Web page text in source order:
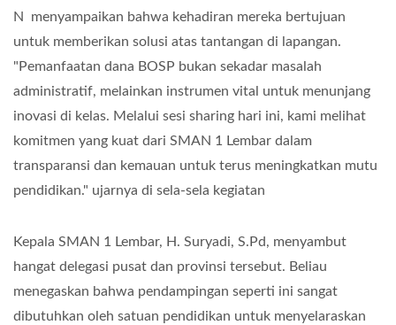
N menyampaikan bahwa kehadiran mereka bertujuan
untuk memberikan solusi atas tantangan di lapangan.
"Pemanfaatan dana BOSP bukan sekadar masalah
administratif, melainkan instrumen vital untuk menunjang
inovasi di kelas. Melalui sesi sharing hari ini, kami melihat
komitmen yang kuat dari SMAN 1 Lembar dalam
transparansi dan kemauan untuk terus meningkatkan mutu
pendidikan." ujarnya di sela-sela kegiatan
Kepala SMAN 1 Lembar, H. Suryadi, S.Pd, menyambut
hangat delegasi pusat dan provinsi tersebut. Beliau
menegaskan bahwa pendampingan seperti ini sangat
dibutuhkan oleh satuan pendidikan untuk menyelaraskan